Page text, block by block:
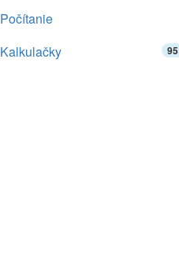
Počítanie
Kalkulačky
95